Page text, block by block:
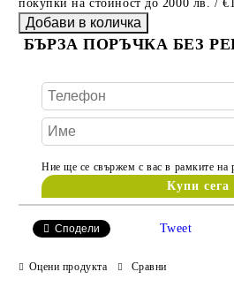
покупки на стойност до 2000 лв. /
БЪРЗА ПОРЪЧКА БЕЗ
Ние ще се свържем с вас в рамките на
Сподели Tweet
Оцени продукта Сравни